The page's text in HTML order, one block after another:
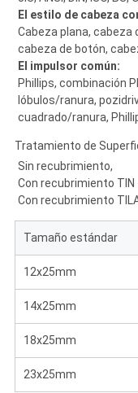
El estilo de cabeza
Cabeza plana, cabeza
cabeza de botón,
El impulsor común:
Phillips, combinación
lóbulos/ranura,
cuadrado/ranura,
Tratamiento de
Sin recubrimiento,
Con recubrimiento
Con recubrimiento
Tamaño estándar
12x25mm
14x25mm
18x25mm
23x25mm